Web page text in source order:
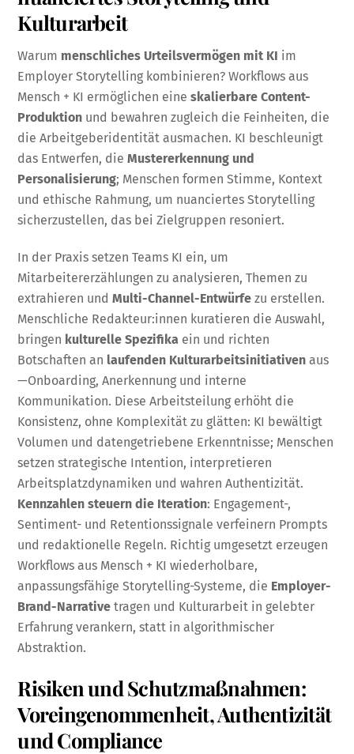
Kulturarbeit
Warum menschliches Urteilsvermögen mit KI im
Employer Storytelling kombinieren? Workflows aus
Mensch + KI ermöglichen eineskalierbare Content-
Produktion und bewahren zugleich die Feinheiten, die
die Arbeitgeberidentität ausmachen. KI beschleunigt
das Entwerfen, dieMustererkennung und
Personalisierung; Menschen formen Stimme, Kontext
und ethische Rahmung, um nuanciertes Storytelling
sicherzustellen, das bei Zielgruppen resoniert.
In der Praxis setzen Teams KI ein, um
Mitarbeitererzählungen zu analysieren, Themen zu
extrahieren undMulti-Channel-Entwürfe zu erstellen.
Menschliche Redakteur:innen kuratieren die Auswahl,
bringen kulturelle Spezifika ein und richten
Botschaften an laufenden Kulturarbeitsinitiativen aus
—Onboarding, Anerkennung und interne
Kommunikation. Diese Arbeitsteilung erhöht die
Konsistenz, ohne Komplexität zu glätten: KI bewältigt
Volumen und datengetriebene Erkenntnisse; Menschen
setzen strategische Intention, interpretieren
Arbeitsplatzdynamiken und wahren Authentizität.
Kennzahlen steuern die Iteration: Engagement-,
Sentiment- und Retentionssignale verfeinern Prompts
und redaktionelle Regeln. Richtig umgesetzt erzeugen
Workflows aus Mensch + KI wiederholbare,
anpassungsfähige Storytelling-Systeme, die Employer-
Brand-Narrative tragen und Kulturarbeit in gelebter
Erfahrung verankern, statt in algorithmischer
Abstraktion.
Risiken und Schutzmaßnahmen:
Voreingenommenheit, Authentizität
und Compliance